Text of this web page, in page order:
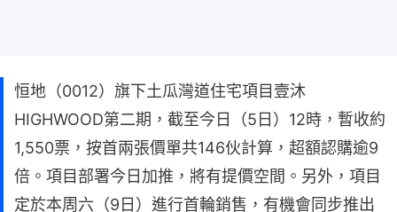
恒地（0012）旗下土瓜灣道住宅項目壹沐
HIGHWOOD第二期，截至今日（5日）12時，暫收約
1,550票，按首兩張價單共146伙計算，超額認購逾9
倍。項目部署今日加推，將有提價空間。另外，項目
定於本周六（9日）進行首輪銷售，有機會同步推出